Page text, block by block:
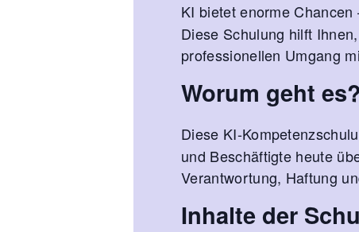
KI bietet enorme Chancen
Diese Schulung hilft
professionellen Umgang
Worum geht es?
Diese KI-
und Beschäftigte heute
Verantwortung, Haftung
Inhalte der